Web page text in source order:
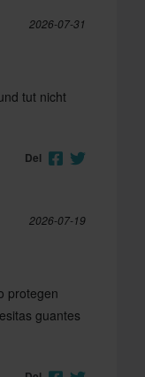
2026-07-31
tut nicht
Del
2026-07-19
protegen
guantes